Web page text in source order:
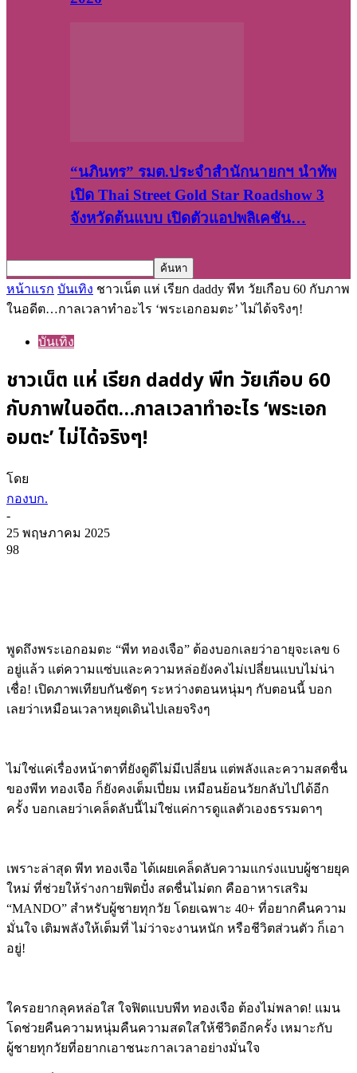
“นภินทร” รมต.ประจำสำนักนายกฯ นำทัพ
เปิด Thai Street Gold Star Roadshow 3
จังหวัดต้นแบบ เปิดตัวแอปพลิเคชัน…
หน้าแรก บันเทิง ชาวเน็ต แห่ เรียก daddy พีท วัยเกือบ 60 กับภาพ
ในอดีต…กาลเวลาทำอะไร ‘พระเอกอมตะ’ ไม่ได้จริงๆ!
บันเทิง
ชาวเน็ต แห่ เรียก daddy พีท วัยเกือบ 60
กับภาพในอดีต…กาลเวลาทำอะไร ‘พระเอก
อมตะ’ ไม่ได้จริงๆ!
โดย
กองบก.
-
25 พฤษภาคม 2025
98
พูดถึงพระเอกอมตะ “พีท ทองเจือ” ต้องบอกเลยว่าอายุจะเลข 6
อยู่แล้ว แต่ความแซ่บและความหล่อยังคงไม่เปลี่ยนแบบไม่น่า
เชื่อ! เปิดภาพเทียบกันชัดๆ ระหว่างตอนหนุ่มๆ กับตอนนี้ บอก
เลยว่าเหมือนเวลาหยุดเดินไปเลยจริงๆ
ไม่ใช่แค่เรื่องหน้าตาที่ยังดูดีไม่มีเปลี่ยน แต่พลังและความสดชื่น
ของพีท ทองเจือ ก็ยังคงเต็มเปี่ยม เหมือนย้อนวัยกลับไปได้อีก
ครั้ง บอกเลยว่าเคล็ดลับนี้ไม่ใช่แค่การดูแลตัวเองธรรมดาๆ
เพราะล่าสุด พีท ทองเจือ ได้เผยเคล็ดลับความแกร่งแบบผู้ชายยุค
ใหม่ ที่ช่วยให้ร่างกายฟิตปั๋ง สดชื่นไม่ตก คืออาหารเสริม
“MANDO” สำหรับผู้ชายทุกวัย โดยเฉพาะ 40+ ที่อยากคืนความ
มั่นใจ เติมพลังให้เต็มที่ ไม่ว่าจะงานหนัก หรือชีวิตส่วนตัว ก็เอา
อยู่!
ใครอยากลุคหล่อใส ใจฟิตแบบพีท ทองเจือ ต้องไม่พลาด! แมน
โดช่วยคืนความหนุ่มคืนความสดใสให้ชีวิตอีกครั้ง เหมาะกับ
ผู้ชายทุกวัยที่อยากเอาชนะกาลเวลาอย่างมั่นใจ